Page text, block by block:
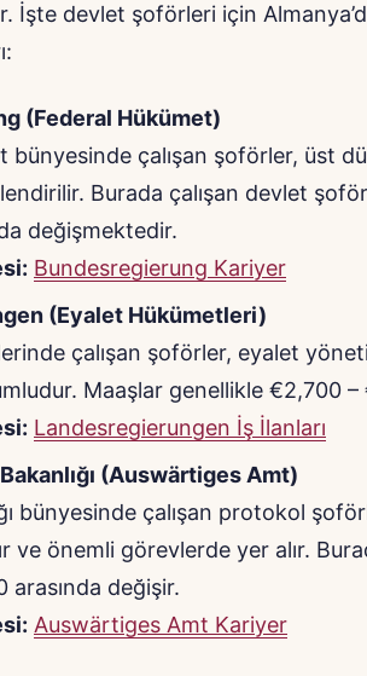
İşte devlet şoförleri için
(Federal Hükümet)
bünyesinde çalışan şoförler, üst
Burada çalışan devlet
değişmektedir.
Bundesregierung Kariyer
(Eyalet Hükümetleri)
çalışan şoförler, eyalet
Maaşlar genellikle €2,700 –
Landesregierungen İş İlanları
(Auswärtiges Amt)
bünyesinde çalışan protokol
ve önemli görevlerde yer alır.
değişir.
Auswärtiges Amt Kariyer